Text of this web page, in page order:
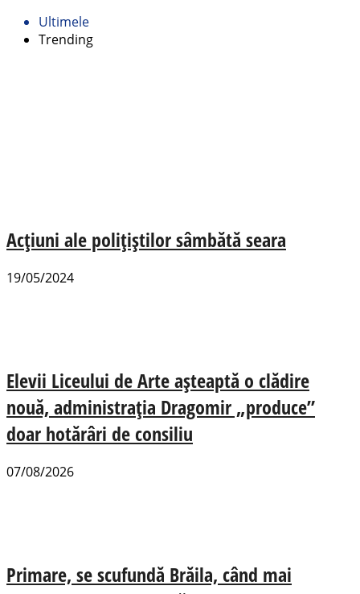
Ultimele
Trending
Acțiuni ale polițiștilor sâmbătă seara
19/05/2024
Elevii Liceului de Arte așteaptă o clădire
nouă, administrația Dragomir „produce”
doar hotărâri de consiliu
07/08/2026
Primare, se scufundă Brăila, când mai